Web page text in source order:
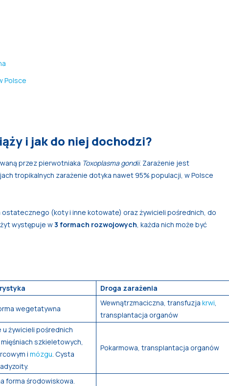
Polsce
i jak do niej dochodzi?
przez pierwotniaka Toxoplasma gondii. Zarażenie jest
tropikalnych zarażenie dotyka nawet 95% populacji, w Polsce
(koty i inne kotowate) oraz żywicieli pośrednich, do
występuje w3 formach rozwojowych , każda nich może być
Droga zarażenia
wegetatywna
Wewnątrzmaciczna, transfuzja krwi
transplantacja organów
żywicieli pośrednich
szkieletowych,
i mózgu . Cysta
Pokarmowa, transplantacja organów
forma środowiskowa.